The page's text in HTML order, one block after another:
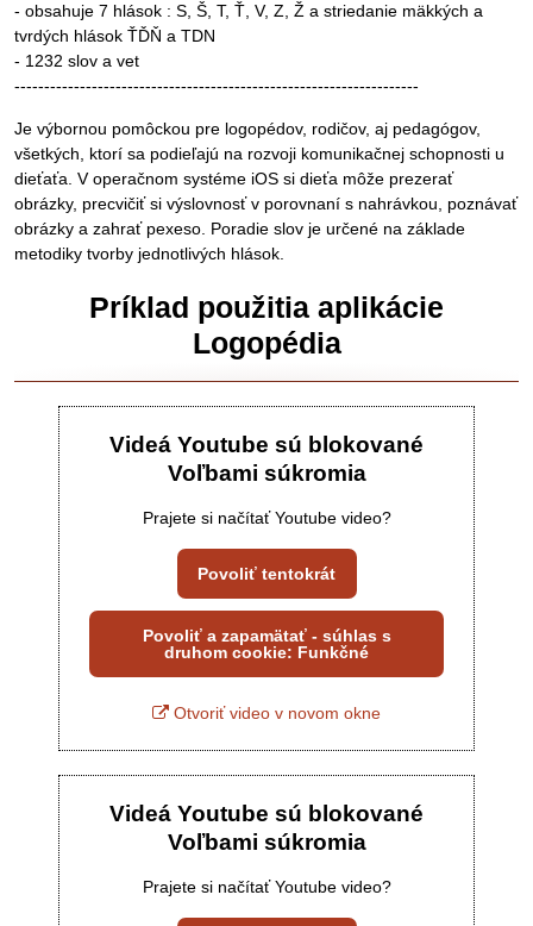
- obsahuje 7 hlások : S, Š, T, Ť, V, Z, Ž a striedanie mäkkých a
tvrdých hlások ŤĎŇ a TDN
- 1232 slov a vet
--------------------------------------------------------------------
Je výbornou pomôckou pre logopédov, rodičov, aj pedagógov,
všetkých, ktorí sa podieľajú na rozvoji komunikačnej schopnosti u
dieťaťa. V operačnom systéme iOS si dieťa môže prezerať
obrázky, precvičiť si výslovnosť v porovnaní s nahrávkou, poznávať
obrázky a zahrať pexeso. Poradie slov je určené na základe
metodiky tvorby jednotlivých hlások.
Príklad použitia aplikácie
Logopédia
Videá Youtube sú blokované
Voľbami súkromia
Prajete si načítať Youtube video?
Povoliť tentokrát
Povoliť a zapamätať - súhlas s
druhom cookie: Funkčné
Otvoriť video v novom okne
Videá Youtube sú blokované
Voľbami súkromia
Prajete si načítať Youtube video?